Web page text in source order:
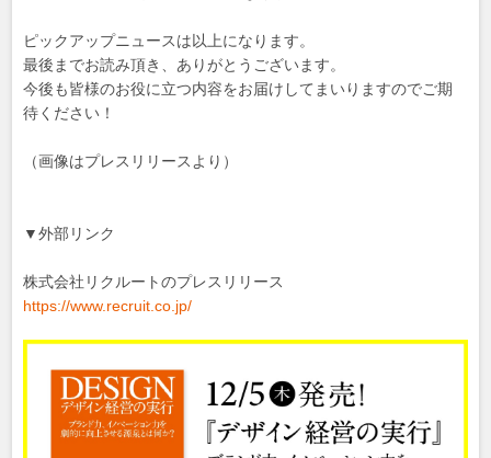
ピックアップニュースは以上になります。
最後までお読み頂き、ありがとうございます。
今後も皆様のお役に立つ内容をお届けしてまいりますのでご期
待ください！
（画像はプレスリリースより）
▼外部リンク
株式会社リクルートのプレスリリース
https://www.recruit.co.jp/